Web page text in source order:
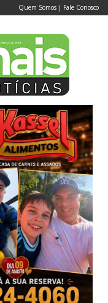
Quem Somos | Fale Conosco